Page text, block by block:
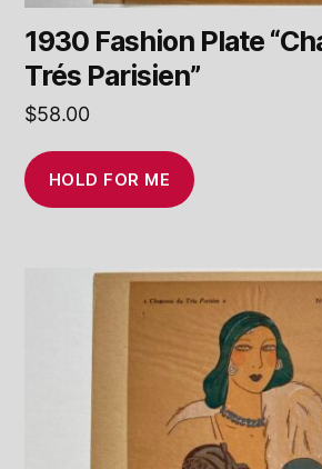
1930 Fashion Plate
Trés Parisien”
$58.00
HOLD FOR ME